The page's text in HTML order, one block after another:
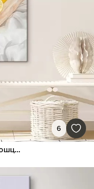
6
Естетичні лимони на дерев'яній дошці, прикраса будинку, природне освітлення